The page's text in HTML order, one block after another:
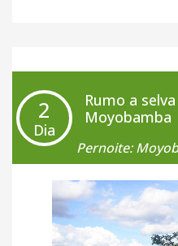
em Lima degustando o
que cai bem com
peruana.
2
Dia
Rumo a
Moyobamba
Pernoite: